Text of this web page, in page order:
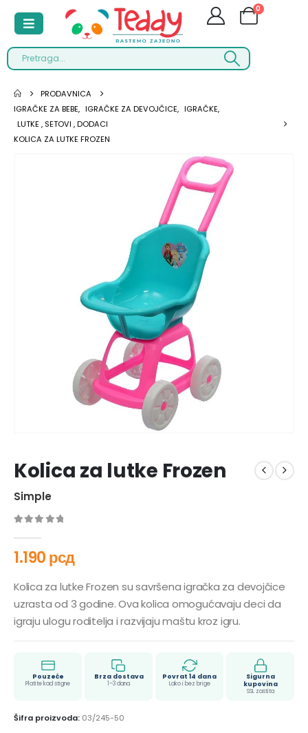
0
PRODAVNICA
IGRAČKE ZA BEBE, IGRAČKE ZA DEVOJČICE, IGRAČKE,
LUTKE , SETOVI , DODACI
KOLICA ZA LUTKE FROZEN
Kolica za lutke Frozen
Simple
1.190рсд
Kolica za lutke Frozen su savršena igračka za devojčice
uzrasta od 3 godine. Ova kolica omogućavaju deci da
igraju ulogu roditelja i razvijaju maštu kroz igru.
Pouzeće
Platite kad stigne
Brza dostava
1–3 dana
Povrat 14 dana
Lako i bez brige
Sigurna
kupovina
SSL zaštita
Šifra proizvoda: 03/245-50